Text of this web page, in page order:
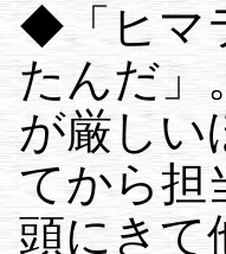
◆「ヒマ
たんだ」
が厳しい
てから担
頭にきて